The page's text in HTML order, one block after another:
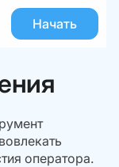
Начать
оператора.